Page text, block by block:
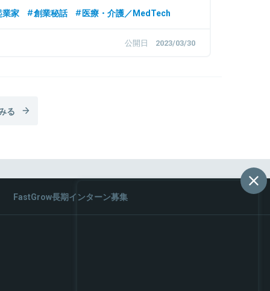
起業家/事業家特集
業家 創業秘話 医療・介護／MedTech
公開日 2023/03/30
る
FastGrow長期インターン募集